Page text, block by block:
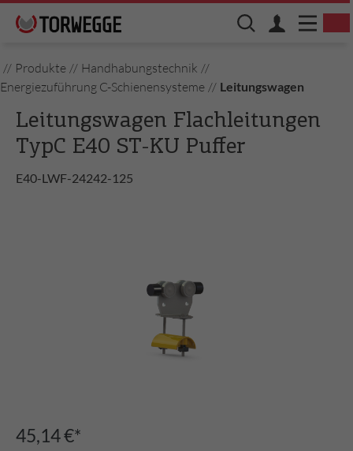
// Produkte // Handhabungstechnik //
Energiezuführung C-Schienensysteme // Leitungswagen
Leitungswagen Flachleitungen
TypC E40 ST-KU Puffer
E40-LWF-24242-125
45,14 €*